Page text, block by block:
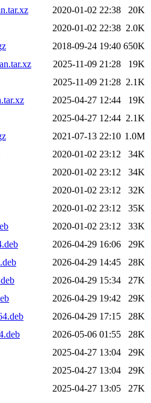
2020-01-02 22:38
20K
2020-01-02 22:38 2.0K
2018-09-24 19:40 650K
2025-11-09 21:28
19K
2025-11-09 21:28 2.1K
2025-04-27 12:44
19K
2025-04-27 12:44 2.1K
2021-07-13 22:10 1.0M
2020-01-02 23:12
34K
2020-01-02 23:12
34K
2020-01-02 23:12
32K
2020-01-02 23:12
35K
2020-01-02 23:12
33K
2026-04-29 16:06
29K
2026-04-29 14:45
28K
2026-04-29 15:34
27K
2026-04-29 19:42
29K
2026-04-29 17:15
28K
2026-05-06 01:55
28K
2025-04-27 13:04
29K
2025-04-27 13:04
29K
2025-04-27 13:05
27K